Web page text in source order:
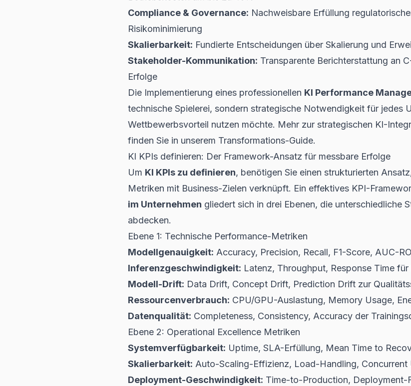
Compliance & Governance: Nachweisbare Erfüllung
Risikominimierung
Skalierbarkeit: Fundierte Entscheidungen über Skalierung und
Stakeholder-Kommunikation: Transparente Berichterstattung an
Erfolge
Die Implementierung eines professionellen KI Performance
technische Spielerei, sondern strategische Notwendigkeit für jedes
Wettbewerbsvorteil nutzen möchte. Mehr zur strategischen KI-
finden Sie in unserem Transformations-Guide.
KI KPIs definieren: Der Framework-Ansatz für messbare Erfolge
Um KI KPIs zu definieren, benötigen Sie einen strukturierten
Metriken mit Business-Zielen verknüpft. Ein effektives KPI-
im Unternehmen gliedert sich in drei Ebenen, die unterschiedliche
abdecken.
Ebene 1: Technische Performance-Metriken
Modellgenauigkeit: Accuracy, Precision, Recall, F1-Score, AUC-
Inferenzgeschwindigkeit: Latenz, Throughput, Response Time
Modell-Drift: Data Drift, Concept Drift, Prediction Drift zur
Ressourcenverbrauch: CPU/GPU-Auslastung, Memory Usage,
Datenqualität: Completeness, Consistency, Accuracy der
Ebene 2: Operational Excellence Metriken
Systemverfügbarkeit: Uptime, SLA-Erfüllung, Mean Time to
Skalierbarkeit: Auto-Scaling-Effizienz, Load-Handling, Concurrent
Deployment-Geschwindigkeit: Time-to-Production, Deployment-